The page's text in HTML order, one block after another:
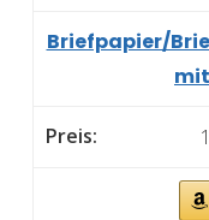
Briefpapier/